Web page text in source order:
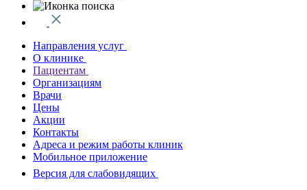
Направления услуг
О клинике
Пациентам
Организациям
Врачи
Цены
Акции
Контакты
Адреса и режим работы клиник
Мобильное приложение
Версия для слабовидящих